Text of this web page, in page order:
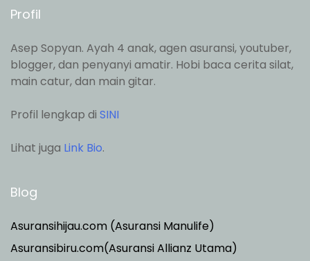
Profil
Asep Sopyan. Ayah 4 anak, agen asuransi, youtuber,
blogger, dan penyanyi amatir. Hobi baca cerita silat,
main catur, dan main gitar.
Profil lengkap di SINI
Lihat juga Link Bio.
Blog
Asuransihijau.com (Asuransi Manulife)
Asuransibiru.com(Asuransi Allianz Utama)